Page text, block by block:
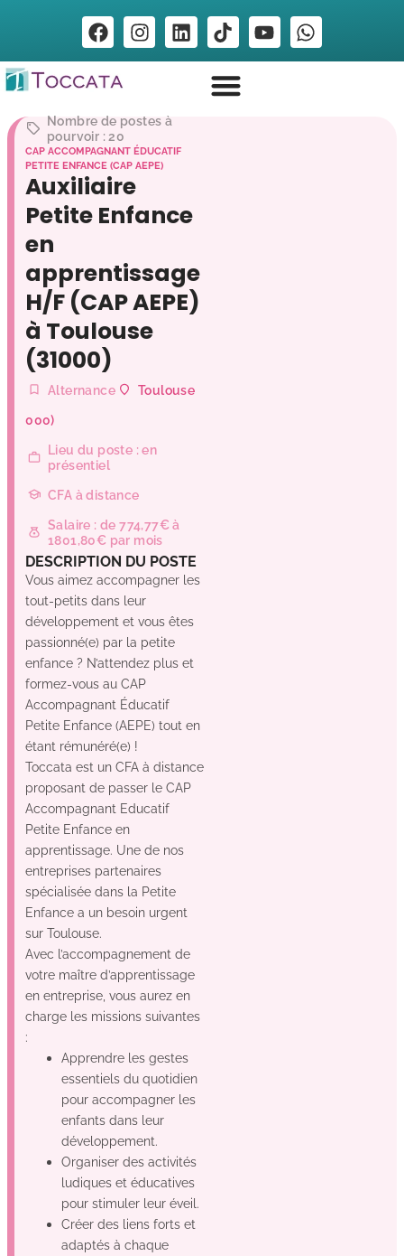
Nombre de postes à
pourvoir : 20
CAP ACCOMPAGNANT ÉDUCATIF
PETITE ENFANCE (CAP AEPE)
Auxiliaire
Petite Enfance
en
apprentissage
H/F (CAP AEPE)
à Toulouse
(31000)
Alternance
Toulouse
(31000)
Lieu du poste : en
présentiel
CFA à distance
Salaire : de 774,77€ à
1801,80€ par mois
DESCRIPTION DU POSTE
Vous aimez accompagner les
tout-petits dans leur
développement et vous êtes
passionné(e) par la petite
enfance ? N’attendez plus et
formez-vous au CAP
Accompagnant Éducatif
Petite Enfance (AEPE) tout en
étant rémunéré(e) !
Toccata est un CFA à distance
proposant de passer le CAP
Accompagnant Educatif
Petite Enfance en
apprentissage. Une de nos
entreprises partenaires
spécialisée dans la Petite
Enfance a un besoin urgent
sur Toulouse.
Avec l’accompagnement de
votre maître d’apprentissage
en entreprise, vous aurez en
charge les missions suivantes
:
Apprendre les gestes
essentiels du quotidien
pour accompagner les
enfants dans leur
développement.
Organiser des activités
ludiques et éducatives
pour stimuler leur éveil.
Créer des liens forts et
adaptés à chaque